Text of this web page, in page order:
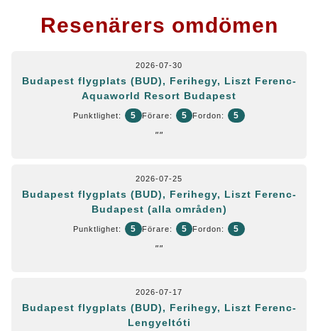
Resenärers omdömen
2026-07-30
Budapest flygplats (BUD), Ferihegy, Liszt Ferenc-
Aquaworld Resort Budapest
Punktlighet: 5 Förare: 5 Fordon: 5
""
2026-07-25
Budapest flygplats (BUD), Ferihegy, Liszt Ferenc-
Budapest (alla områden)
Punktlighet: 5 Förare: 5 Fordon: 5
""
2026-07-17
Budapest flygplats (BUD), Ferihegy, Liszt Ferenc-
Lengyeltóti